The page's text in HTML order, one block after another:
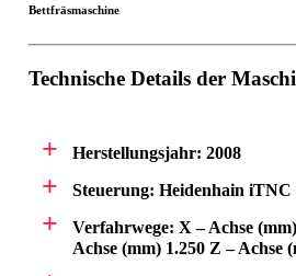
Bettfräsmaschine
Technische Details der
Herstellungsjahr: 2008
Steuerung: Heidenhain iTNC
Verfahrwege: X – Achse
Achse (mm) 1.250 Z – Achse